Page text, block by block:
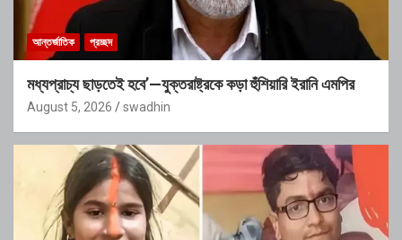
আন্তর্জাতিক প্রচ্ছদ
মধ্যপ্রাচ্য ছাড়তেই হবে’—যুক্তরাষ্ট্রকে কড়া হুঁশিয়ারি ইরানি এমপির
August 5, 2026 swadhin